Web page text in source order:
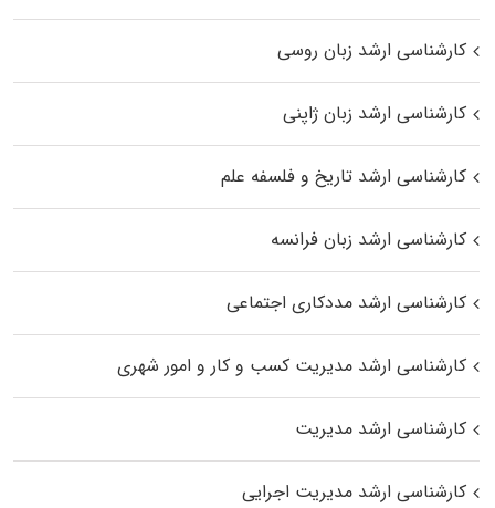
کارشناسی ارشد زبان روسی
کارشناسی ارشد زبان ژاپنی
کارشناسی ارشد تاریخ و فلسفه علم
کارشناسی ارشد زبان فرانسه
کارشناسی ارشد مددکاری اجتماعی
کارشناسی ارشد مدیریت کسب و کار و امور شهری
کارشناسی ارشد مدیریت
کارشناسی ارشد مدیریت اجرایی